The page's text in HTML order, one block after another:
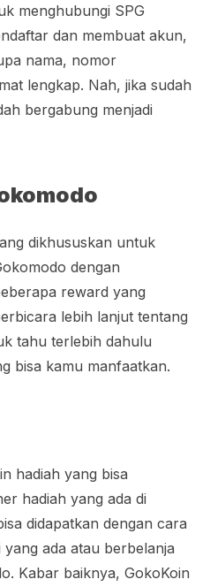
menghubungi SPG
dan membuat akun,
nama, nomor
lengkap. Nah, jika sudah
bergabung menjadi
dikhususkan untuk
dengan
reward yang
lebih lanjut tentang
tahu terlebih dahulu
bisa kamu manfaatkan.
hadiah yang bisa
hadiah yang ada di
didapatkan dengan cara
ada atau berbelanja
Kabar baiknya, GokoKoin